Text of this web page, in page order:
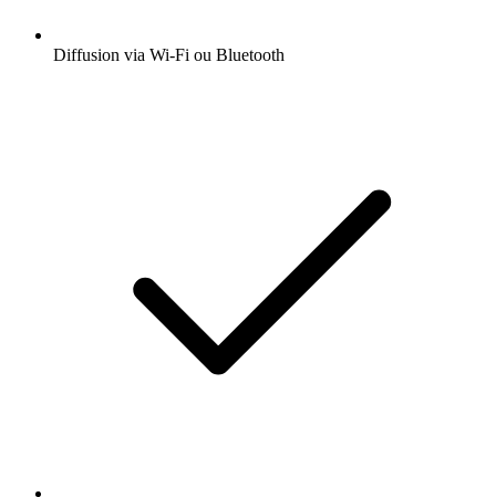
Diffusion via Wi-Fi ou Bluetooth